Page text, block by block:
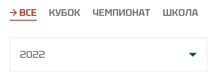
2022
ВСЕ КУБОК ЧЕМПИОНАТ ШКОЛА